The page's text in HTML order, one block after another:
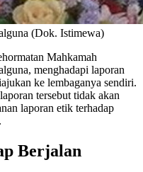
(Dok. Istimewa)
Mahkamah
menghadapi laporan
ke lembaganya sendiri.
tersebut tidak akan
laporan etik terhadap
Berjalan